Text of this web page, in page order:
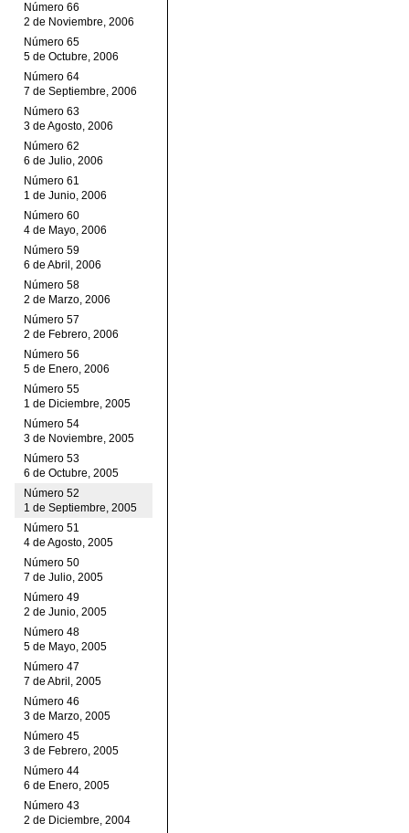
Número 66
2 de Noviembre, 2006
Número 65
5 de Octubre, 2006
Número 64
7 de Septiembre, 2006
Número 63
3 de Agosto, 2006
Número 62
6 de Julio, 2006
Número 61
1 de Junio, 2006
Número 60
4 de Mayo, 2006
Número 59
6 de Abril, 2006
Número 58
2 de Marzo, 2006
Número 57
2 de Febrero, 2006
Número 56
5 de Enero, 2006
Número 55
1 de Diciembre, 2005
Número 54
3 de Noviembre, 2005
Número 53
6 de Octubre, 2005
Número 52
1 de Septiembre, 2005
Número 51
4 de Agosto, 2005
Número 50
7 de Julio, 2005
Número 49
2 de Junio, 2005
Número 48
5 de Mayo, 2005
Número 47
7 de Abril, 2005
Número 46
3 de Marzo, 2005
Número 45
3 de Febrero, 2005
Número 44
6 de Enero, 2005
Número 43
2 de Diciembre, 2004